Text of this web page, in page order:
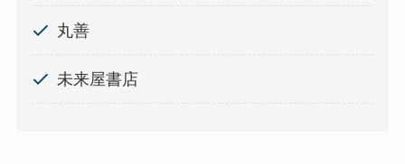
丸善
未来屋書店